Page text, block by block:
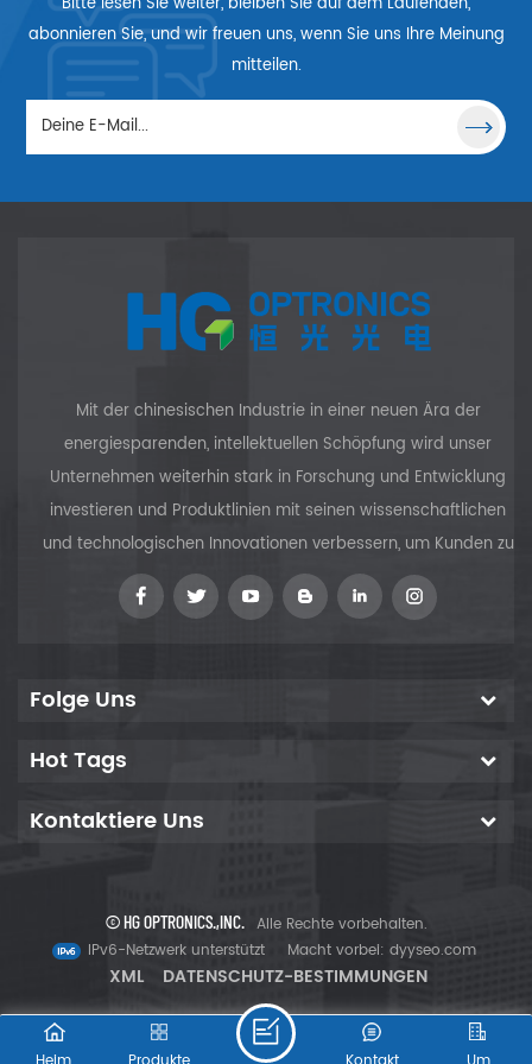
Arten fokussieren, z. B. auf
einen Punkt, eine Linie oder
einen Ring. Viele verschiedene
Linsentypen sind in
verschiedenen Wellenlängen
erhältlich.
abonnieren Sie, und wir freuen uns, wenn Sie uns Ihre Meinung
mitteilen.
Mit der chinesischen Industrie in einer neuen Ära der
energiesparenden, intellektuellen Schöpfung wird unser
Unternehmen weiterhin stark in Forschung und Entwicklung
investieren und Produktlinien mit seinen wissenschaftlichen
und technologischen Innovationen verbessern, um Kunden zu
versorgen
Folge Uns
Hot Tags
Kontaktiere Uns
© HG OPTRONICS.,INC. Alle Rechte vorbehalten.
IPv6-Netzwerk unterstützt
Macht vorbei: dyyseo.com
XML DATENSCHUTZ-BESTIMMUNGEN